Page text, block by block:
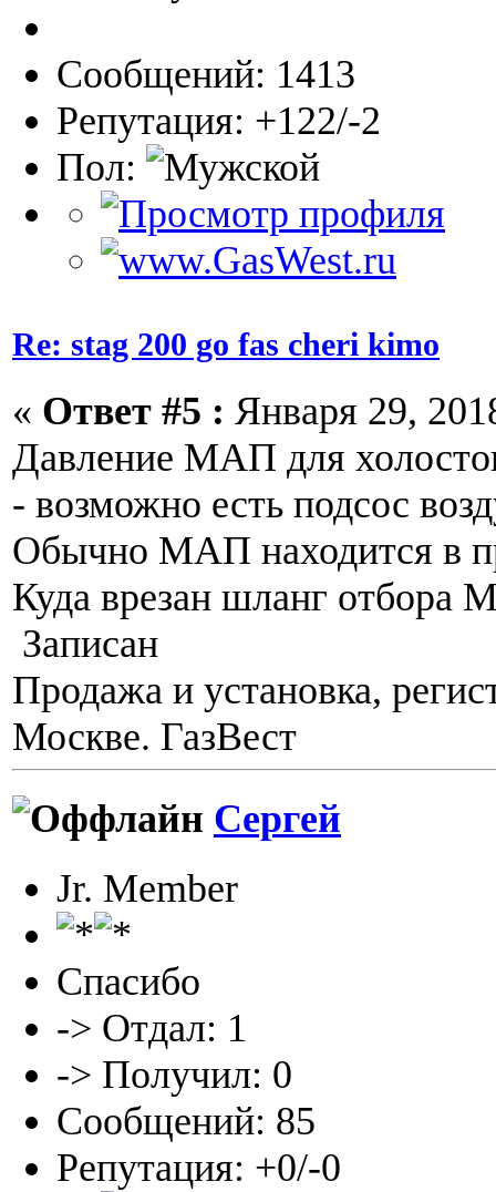
Сообщений: 1413
Репутация: +122/-2
Пол:
Re: stag 200 go fas cheri kimo
« Ответ #5 : Января 29,
Давление МАП для
- возможно есть подсос
Обычно МАП находится в
Куда врезан шланг отбора
Записан
Продажа и установка,
Москве. ГазВест
Сергей
Jr. Member
Спасибо
-> Отдал: 1
-> Получил: 0
Сообщений: 85
Репутация: +0/-0